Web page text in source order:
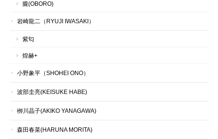
朧(OBORO)
岩崎龍二（RYUJI IWASAKI）
紫匂
煌赫+
小野象平（SHOHEI ONO）
波部圭亮(KEISUKE HABE)
栁川晶子(AKIKO YANAGAWA)
森田春菜(HARUNA MORITA)